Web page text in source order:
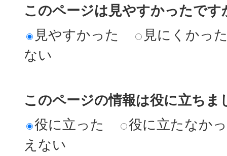
このページは見やすかったです
見やすかった
見にくかっ
ない
このページの情報は役に立ちま
役に立った
役に立たなか
えない